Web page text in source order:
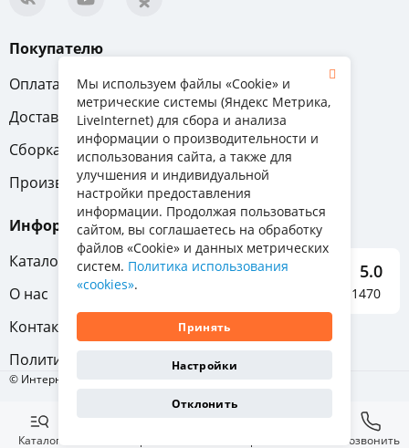
Покупателю
Оплата
Вопрос-ответ
Доставка
Обмен и возврат
Сборка
Гарантия
Производители
Информация
Каталог мебели
О нас
Контакты
Политика конфиденциальности
5.0
Отзывы о нас 1470
© Интернет-магазин «Отличная мебель», 2011-2026
Каталог Позвонить
Мы используем файлы «Cookie» и
метрические системы (Яндекс Метрика,
LiveInternet) для сбора и анализа
информации о производительности и
использования сайта, а также для
улучшения и индивидуальной
настройки предоставления
информации. Продолжая пользоваться
сайтом, вы соглашаетесь на обработку
файлов «Cookie» и данных метрических
систем. Политика использования
«cookies».
Принять
Настройки
Отклонить